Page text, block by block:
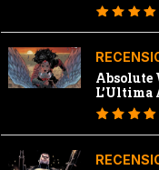
Absolute
L’Ultima